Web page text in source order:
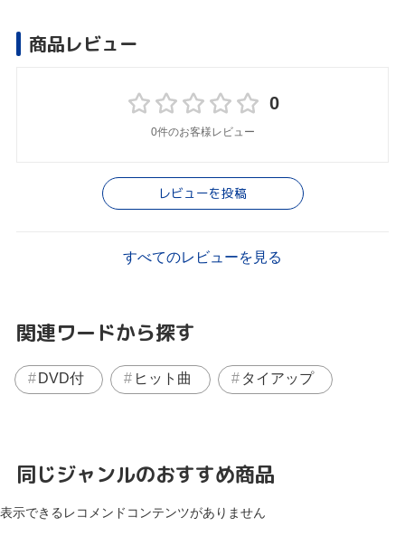
商品レビュー
0
0件のお客様レビュー
レビューを投稿
すべてのレビューを見る
関連ワードから探す
DVD付 ヒット曲 タイアップ
同じジャンルのおすすめ商品
表示できるレコメンドコンテンツがありません